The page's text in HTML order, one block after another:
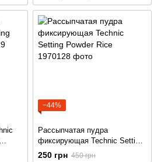
−44%
Рассыпчатая пудра
фиксирующая Technic Setting
Powder Rice
250 грн 450 грн